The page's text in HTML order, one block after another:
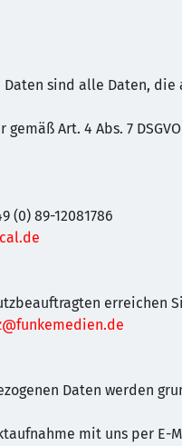
Daten sind alle Daten,
Art. 4 Abs. 7
(0) 89-12081786
erreichen
Daten werden
mit uns per